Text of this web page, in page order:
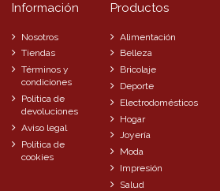
Información
Nosotros
Tiendas
Términos y
condiciones
Política de
devoluciones
Aviso legal
Política de
cookies
Productos
Alimentación
Belleza
Bricolaje
Deporte
Electrodomésticos
Hogar
Joyería
Moda
Impresión
Salud